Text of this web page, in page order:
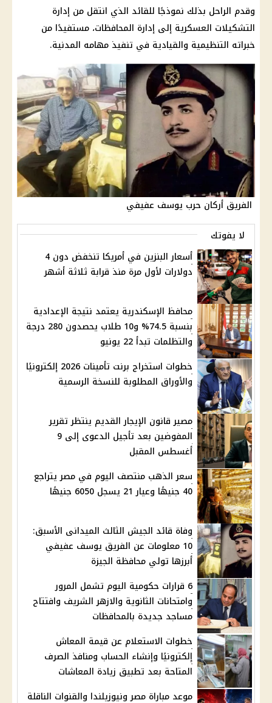
وقدم الراحل بذلك نموذجًا للقائد الذي انتقل من إدارة
التشكيلات العسكرية إلى إدارة المحافظات، مستفيدًا من
خبراته التنظيمية والقيادية في تنفيذ مهامه المدنية.
الفريق أركان حرب يوسف عفيفي
لا يفوتك
أسعار البنزين في أمريكا تنخفض دون 4
دولارات لأول مرة منذ قرابة ثلاثة أشهر
محافظ الإسكندرية يعتمد نتيجة الإعدادية
بنسبة 74.5% و10 طلاب يحصدون 280 درجة
والتظلمات تبدأ 22 يونيو
خطوات استخراج برنت تأمينات 2026 إلكترونيًا
والأوراق المطلوبة للنسخة الرسمية
مصير قانون الإيجار القديم ينتظر تقرير
المفوضين بعد تأجيل الدعوى إلى 9
أغسطس المقبل
سعر الذهب منتصف اليوم في مصر يتراجع
40 جنيهًا وعيار 21 يسجل 6050 جنيهًا
وفاة قائد الجيش الثالث الميدانى الأسبق:
10 معلومات عن الفريق يوسف عفيفي
أبرزها تولي محافظة الجيزة
6 قرارات حكومية اليوم تشمل المرور
وامتحانات الثانوية والازهر الشريف وافتتاح
مساجد جديدة بالمحافظات
خطوات الاستعلام عن قيمة المعاش
إلكترونيًا وإنشاء الحساب ومنافذ الصرف
المتاحة بعد تطبيق زيادة المعاشات
موعد مباراة مصر ونيوزيلندا والقنوات الناقلة